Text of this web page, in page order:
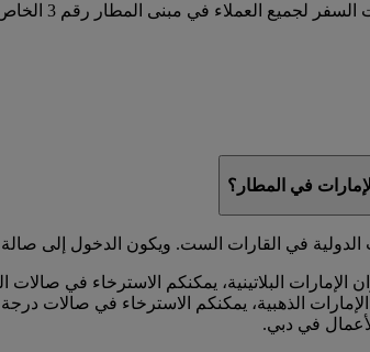
تتوفر
في المطار؟
الدولية في القارات الست. ويكون الدخول إلى
البلاتينية، يمكنكم الاسترخاء في
الذهبية، يمكنكم الاسترخاء في صالات
في دبي.